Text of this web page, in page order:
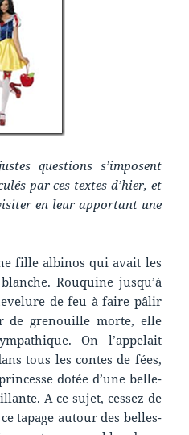
questions s’imposent
par ces textes d’hier, et
en leur apportant une
fille albinos qui avait les
Rouquine jusqu’à
de feu à faire pâlir
de grenouille morte, elle
On l’appelait
tous les contes de fées,
dotée d’une belle-
A ce sujet, cessez de
tapage autour des belles-